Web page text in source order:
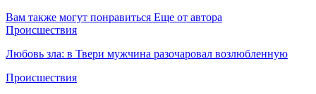
Вам также могут понравиться Еще от автора
Происшествия
Любовь зла: в Твери мужчина разочаровал возлюбленную
Происшествия